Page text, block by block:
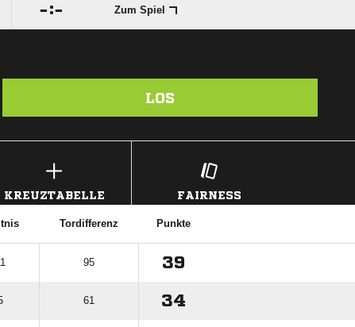
: Zum Spiel
LOS
KREUZTABELLE FAIRNESS
Tordifferenz Punkte
95 39
61 34